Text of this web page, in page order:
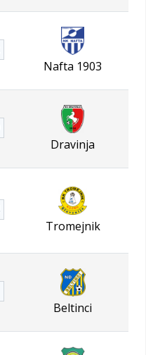
Nafta 1903
Dravinja
Tromejnik
Beltinci